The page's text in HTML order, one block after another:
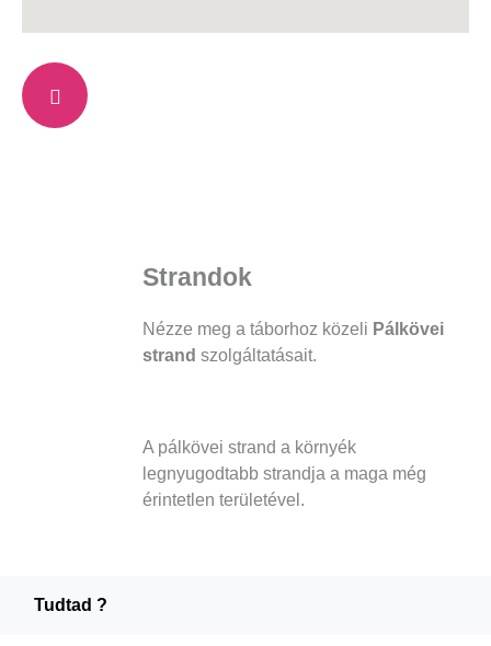
Strandok
Nézze meg a táborhoz közeli Pálkövei
strand szolgáltatásait.
A pálkövei strand a környék
legnyugodtabb strandja a maga még
érintetlen területével.
Tudtad ?